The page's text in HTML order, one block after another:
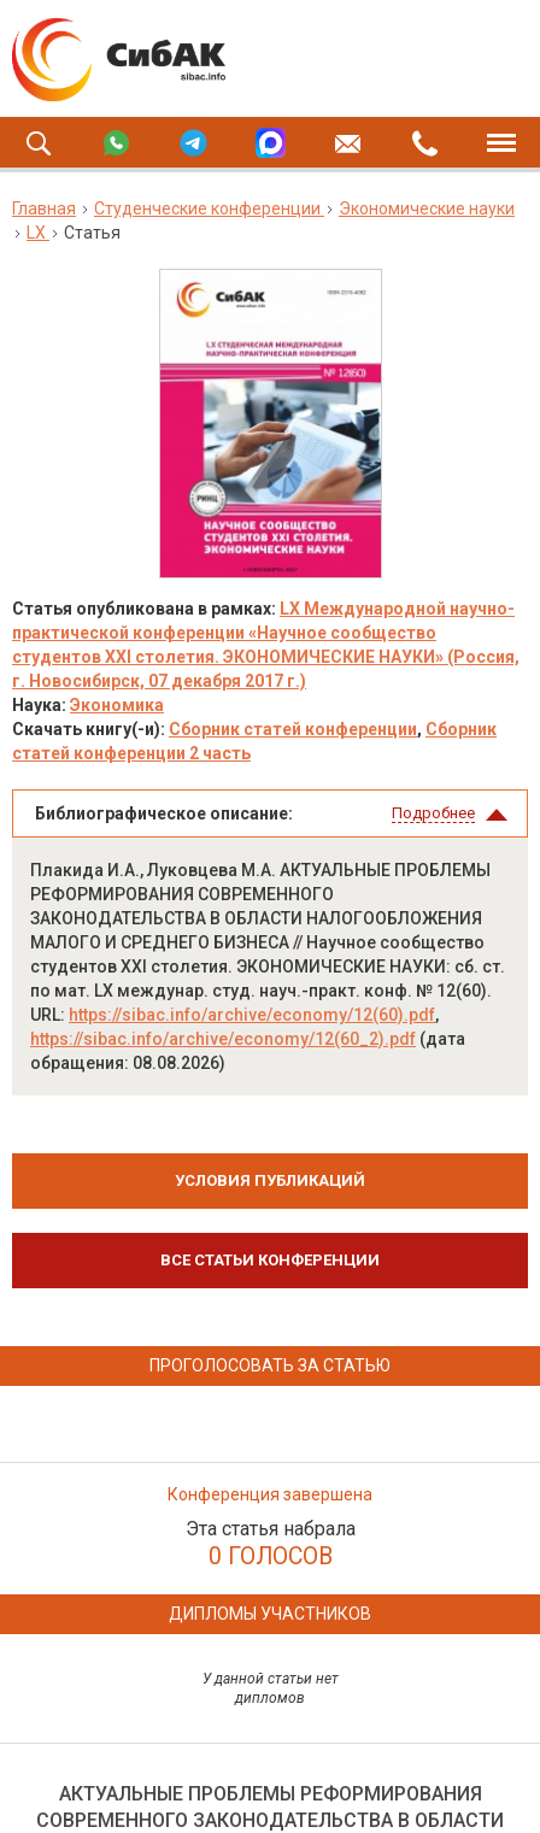
Главная Студенческие конференции
Экономические науки
LX
Статья
Статья опубликована в рамках: LX Международной научно-
практической конференции «Научное сообщество
студентов XXI столетия. ЭКОНОМИЧЕСКИЕ НАУКИ» (Россия,
г. Новосибирск, 07 декабря 2017 г.)
Наука: Экономика
Скачать книгу(-и): Сборник статей конференции, Сборник
статей конференции 2 часть
Библиографическое описание: Подробнее
Плакида И.А., Луковцева М.А. АКТУАЛЬНЫЕ ПРОБЛЕМЫ
РЕФОРМИРОВАНИЯ СОВРЕМЕННОГО
ЗАКОНОДАТЕЛЬСТВА В ОБЛАСТИ НАЛОГООБЛОЖЕНИЯ
МАЛОГО И СРЕДНЕГО БИЗНЕСА // Научное сообщество
студентов XXI столетия. ЭКОНОМИЧЕСКИЕ НАУКИ: сб. ст.
по мат. LX междунар. студ. науч.-практ. конф. № 12(60).
URL: https://sibac.info/archive/economy/12(60).pdf,
https://sibac.info/archive/economy/12(60_2).pdf (дата
обращения: 08.08.2026)
УСЛОВИЯ ПУБЛИКАЦИЙ
ВСЕ СТАТЬИ КОНФЕРЕНЦИИ
ПРОГОЛОСОВАТЬ ЗА СТАТЬЮ
Конференция завершена
Эта статья набрала
0 ГОЛОСОВ
ДИПЛОМЫ УЧАСТНИКОВ
У данной статьи нет
дипломов
АКТУАЛЬНЫЕ ПРОБЛЕМЫ РЕФОРМИРОВАНИЯ
СОВРЕМЕННОГО ЗАКОНОДАТЕЛЬСТВА В ОБЛАСТИ